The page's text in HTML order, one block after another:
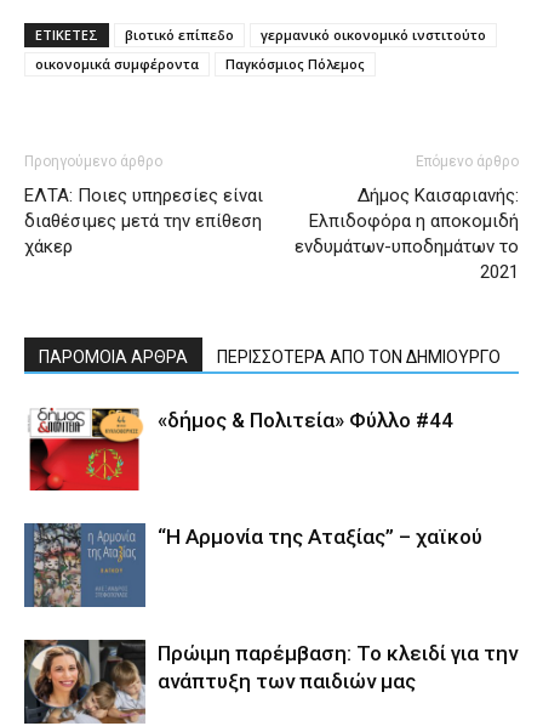
ΕΤΙΚΕΤΕΣ βιοτικό επίπεδο
γερμανικό οικονομικό ινστιτούτο
οικονομικά συμφέροντα
Παγκόσμιος Πόλεμος
Προηγούμενο άρθρο
ΕΛΤΑ: Ποιες υπηρεσίες είναι
διαθέσιμες μετά την επίθεση
χάκερ
Επόμενο άρθρο
Δήμος Καισαριανής:
Ελπιδοφόρα η αποκομιδή
ενδυμάτων-υποδημάτων το
2021
ΠΑΡΟΜΟΙΑ ΑΡΘΡΑ ΠΕΡΙΣΣΟΤΕΡΑ ΑΠΟ ΤΟΝ ΔΗΜΙΟΥΡΓΟ
«δήμος & Πολιτεία» Φύλλο #44
“Η Αρμονία της Αταξίας” – χαϊκού
Πρώιμη παρέμβαση: Το κλειδί για την
ανάπτυξη των παιδιών µας